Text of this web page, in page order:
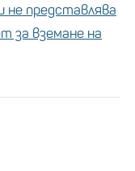
представлява
за вземане на